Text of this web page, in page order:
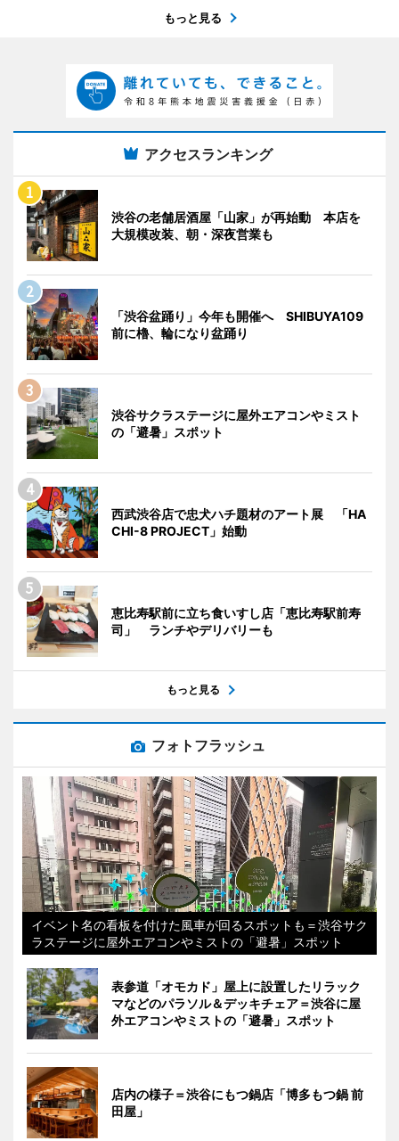
もっと見る
アクセスランキング
渋谷の老舗居酒屋「山家」が再始動 本店を
大規模改装、朝・深夜営業も
「渋谷盆踊り」今年も開催へ SHIBUYA109
前に櫓、輪になり盆踊り
渋谷サクラステージに屋外エアコンやミスト
の「避暑」スポット
西武渋谷店で忠犬ハチ題材のアート展 「HA
CHI-8 PROJECT」始動
恵比寿駅前に立ち食いすし店「恵比寿駅前寿
司」 ランチやデリバリーも
もっと見る
フォトフラッシュ
イベント名の看板を付けた風車が回るスポットも＝渋谷サク
ラステージに屋外エアコンやミストの「避暑」スポット
表参道「オモカド」屋上に設置したリラック
マなどのパラソル＆デッキチェア＝渋谷に屋
外エアコンやミストの「避暑」スポット
店内の様子＝渋谷にもつ鍋店「博多もつ鍋 前
田屋」